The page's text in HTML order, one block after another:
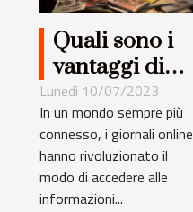
Quali sono i
vantaggi di
seguire le
notizie
sportive su un
giornale
online ?
Lunedì 10/07/2023
In un mondo sempre più
connesso, i giornali online
hanno rivoluzionato il
modo di accedere alle
informazioni...